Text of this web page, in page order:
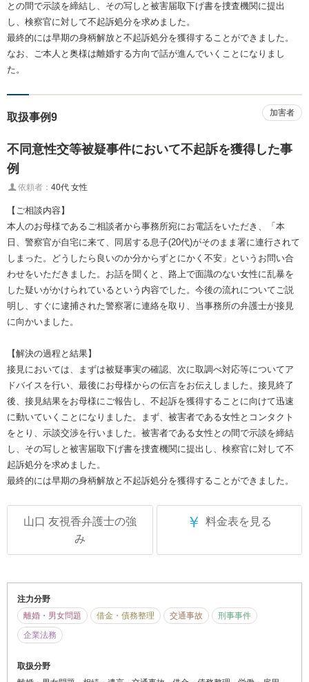
との間で示談を締結し、その写しと被害届取下げ書を捜査機関に提出
し、検察官に対して不起訴処分を求めました。
最終的には早期の身柄解放と不起訴処分を獲得することができました。
なお、ご本人と奥様は離婚する方向で話が進んでいくことになりまし
た。
取扱事例9 加害者
不同意性交等被疑事件において不起訴を獲得した事
例
依頼者： 40代 女性
【ご相談内容】
本人のお母様であるご相談者から事務所宛にお電話をいただき、「本
日、警察官が自宅に来て、同居する息子(20代)がそのまま署に連行されて
しまった。どうしたら良いのか分からずとにかく不安」というお問い合
わせをいただきました。お話を聞くと、路上で面識のない女性に乱暴を
した疑いがかけられているという内容でした。今後の流れについてご説
明し、すぐに逮捕された警察署に連絡を取り、当事務所の弁護士が接見
に向かいました。
【解決の過程と結果】
接見においては、まずは被疑事実の確認、次に取調べ対応等についてア
ドバイスを行い、最後にお母様からの伝言をお伝えしました。接見終了
後、接見結果をお母様にご報告し、不起訴を獲得することに向けて迅速
に動いていくことになりました。まず、被害者である女性とコンタクト
をとり、示談交渉を行いました。被害者である女性との間で示談を締結
し、その写しと被害届取下げ書を捜査機関に提出し、検察官に対して不
起訴処分を求めました。
最終的には早期の身柄解放と不起訴処分を獲得することができました。
山口 友視香弁護士の強
み
￥ 料金表を見る
注力分野
離婚・男女問題
借金・債務整理 交通事故
刑事事件
企業法務
取扱分野